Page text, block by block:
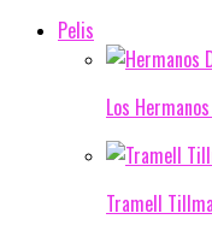
Pelis
Los
Tramell